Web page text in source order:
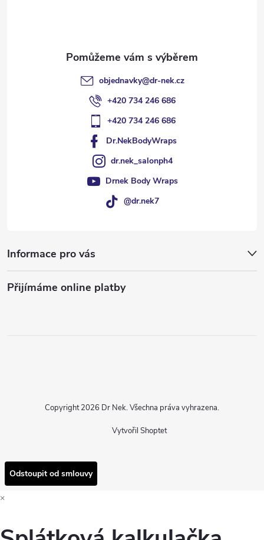
objednavky@dr-nek.cz
+420 734 246 686
+420 734 246 686
Dr.NekBodyWraps
dr.nek_salonph4
Drnek Body Wraps
@dr.nek7
Informace pro vás
Přijímáme online platby
Vytvořil Shoptet
Copyright 2026 Dr Nek. Všechna práva vyhrazena.
Odstoupit od smlouvy
×